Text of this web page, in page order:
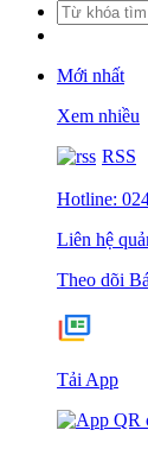
Mới nhất
Xem nhiều
RSS
Hotline:
Liên hệ
Theo dõi
Tải App